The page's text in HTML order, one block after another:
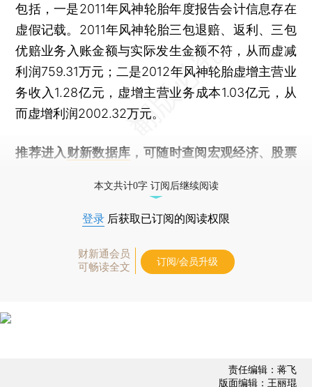
包括，一是2011年风神轮胎年度报告会计信息存在
虚假记载。2011年风神轮胎三包退赔、返利、三包
优赔业务入账金额与实际发生金额不符，从而虚减
利润759.31万元；二是2012年风神轮胎虚增主营业
务收入1.28亿元，虚增主营业务成本1.03亿元，从
而虚增利润2002.32万元。
推荐进入 财新数据库 ，可随时查阅宏观经济、股票
本文共计0字 订阅后继续阅读
登录 后获取已订阅的阅读权限
财新通会员
可畅读全文
订阅/会员升级
责任编辑：蒋飞
版面编辑：王丽琨